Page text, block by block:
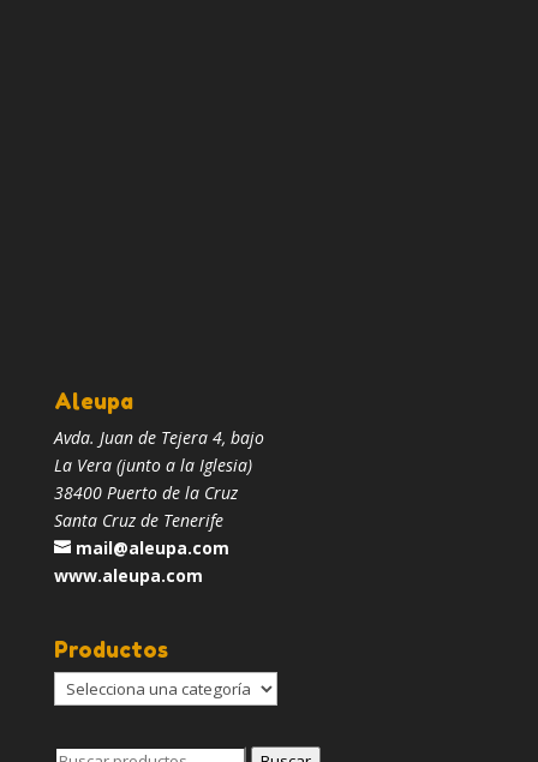
Aleupa
Avda. Juan de Tejera 4, bajo
La Vera (junto a la Iglesia)
38400 Puerto de la Cruz
Santa Cruz de Tenerife
mail@aleupa.com
www.aleupa.com
Productos